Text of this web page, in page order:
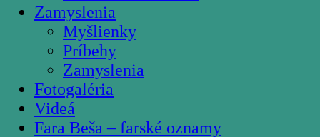
Zamyslenia
Myšlienky
Príbehy
Zamyslenia
Fotogaléria
Videá
Fara Beša – farské oznamy